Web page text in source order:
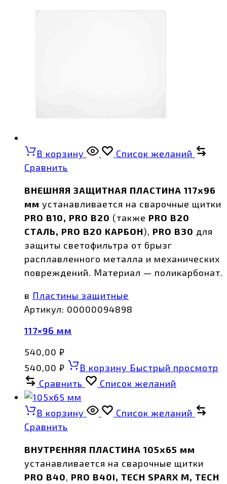
В корзину
Список желаний
Сравнить
ВНЕШНЯЯ ЗАЩИТНАЯ ПЛАСТИНА 117х96
мм устанавливается на сварочные щитки
PRO B10, PRO B20 (также PRO B20
СТАЛЬ, PRO B20 КАРБОН), PRO B30 для
защиты светофильтра от брызг
расплавленного металла и механических
повреждений. Материал — поликарбонат.
в Пластины защитные
Артикул: 00000094898
117×96 мм
540,00 ₽
540,00 ₽ В корзину Быстрый просмотр
Сравнить
Список желаний
В корзину
Список желаний
Сравнить
ВНУТРЕННЯЯ ПЛАСТИНА 105х65 мм
устанавливается на сварочные щитки
PRO B40, PRO B40i, TECH SPARX M, TECH